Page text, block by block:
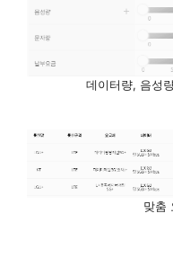
데이터량, 음성
맞춤